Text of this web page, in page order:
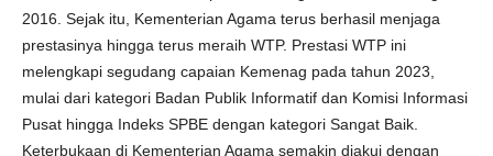
2016. Sejak itu, Kementerian Agama terus berhasil menjaga
prestasinya hingga terus meraih WTP. Prestasi WTP ini
melengkapi segudang capaian Kemenag pada tahun 2023,
mulai dari kategori Badan Publik Informatif dan Komisi Informasi
Pusat hingga Indeks SPBE dengan kategori Sangat Baik.
Keterbukaan di Kementerian Agama semakin diakui dengan